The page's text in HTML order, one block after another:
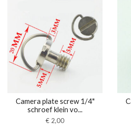
Camera plate screw 1/4"
schroef klein vo...
€ 2,00